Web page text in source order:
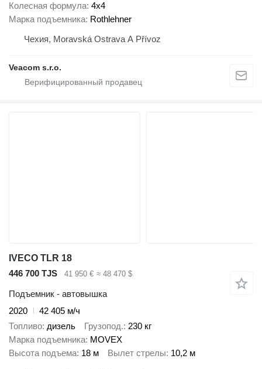
Колесная формула 4x4
Марка подъемника Rothlehner
Чехия, Moravská Ostrava A Přívoz
Veacom s.r.o.
IVECO TLR 18
446 700 TJS
41 950 € ≈ 48 470 $
Подъемник - автовышка
2020
42 405 м/ч
Топливо дизель Грузопод. 230 кг
Марка подъемника MOVEX
Высота подъема 18 м Вылет стрелы 10,2 м